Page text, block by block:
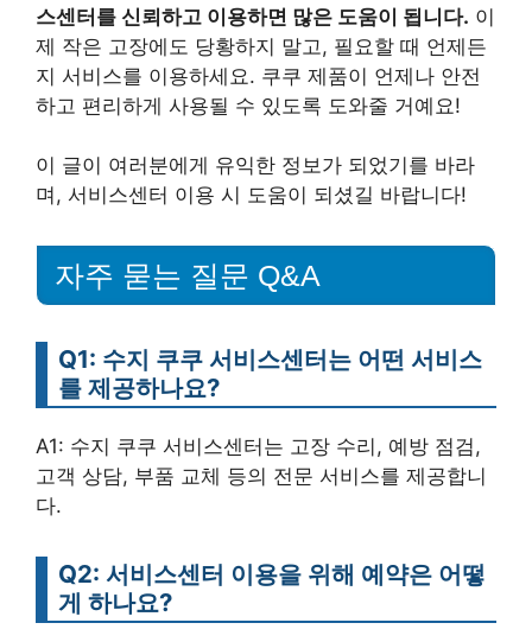
스센터를 신뢰하고 이용하면 많은 도움이 됩니다. 이
제 작은 고장에도 당황하지 말고, 필요할 때 언제든
지 서비스를 이용하세요. 쿠쿠 제품이 언제나 안전
하고 편리하게 사용될 수 있도록 도와줄 거예요!
이 글이 여러분에게 유익한 정보가 되었기를 바라
며, 서비스센터 이용 시 도움이 되셨길 바랍니다!
자주 묻는 질문 Q&A
Q1: 수지 쿠쿠 서비스센터는 어떤 서비스
를 제공하나요?
A1: 수지 쿠쿠 서비스센터는 고장 수리, 예방 점검,
고객 상담, 부품 교체 등의 전문 서비스를 제공합니
다.
Q2: 서비스센터 이용을 위해 예약은 어떻
게 하나요?